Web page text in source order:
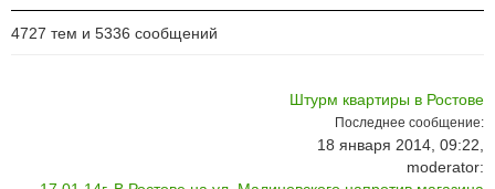
4727 тем и 5336 сообщений
Штурм квартиры в Ростове
Последнее сообщение:
18 января 2014, 09:22,
moderator: